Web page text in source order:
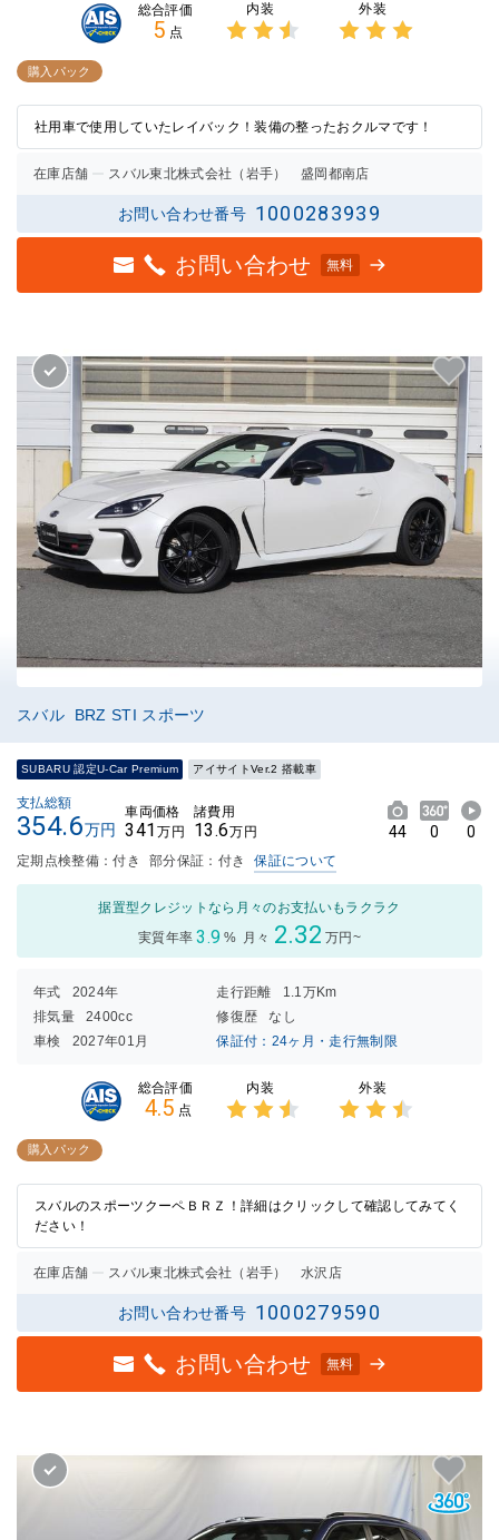
総合評価
5 点
内装 外装
購入パック
社用車で使用していたレイバック！装備の整ったおクルマです！
在庫店舗 スバル東北株式会社（岩手） 盛岡都南店
お問い合わせ番号 1000283939
お問い合わせ 無料
スバル BRZ STI スポーツ
SUBARU 認定U-Car Premium アイサイトVer.2 搭載車
支払総額
354.6万円
車両価格
341 万円
諸費用
13.6万円 44 0 0
定期点検整備：付き 部分保証：付き 保証について
据置型クレジットなら月々のお支払いもラクラク
実質年率 3.9 % 月々 2.32 万円~
年式 2024年 走行距離
1.1万Km
排気量
2400cc 修復歴
なし
車検
2027年01月 保証付：24ヶ月・走行無制限
総合評価
4.5 点
内装 外装
購入パック
スバルのスポーツクーペＢＲＺ！詳細はクリックして確認してみてく
ださい！
在庫店舗 スバル東北株式会社（岩手） 水沢店
お問い合わせ番号 1000279590
お問い合わせ 無料